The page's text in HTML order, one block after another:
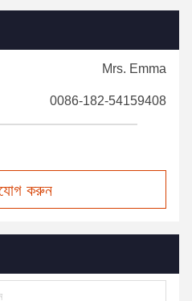
Mrs. Emma
0086-182-54159408
করুন